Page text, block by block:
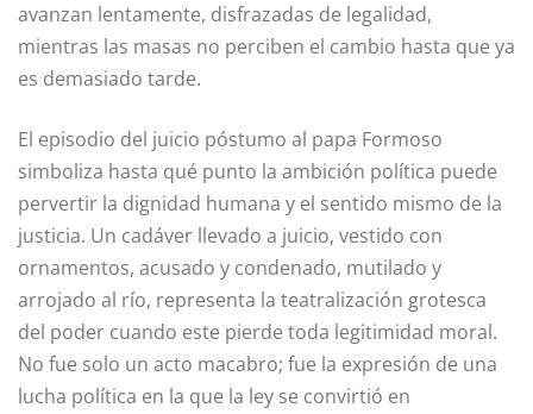
avanzan lentamente, disfrazadas de legalidad,
mientras las masas no perciben el cambio hasta que ya
es demasiado tarde.
El episodio del juicio póstumo al papa Formoso
simboliza hasta qué punto la ambición política puede
pervertir la dignidad humana y el sentido mismo de la
justicia. Un cadáver llevado a juicio, vestido con
ornamentos, acusado y condenado, mutilado y
arrojado al río, representa la teatralización grotesca
del poder cuando este pierde toda legitimidad moral.
No fue solo un acto macabro; fue la expresión de una
lucha política en la que la ley se convirtió en